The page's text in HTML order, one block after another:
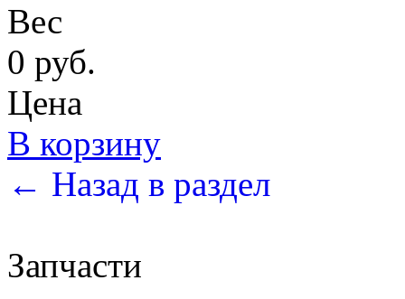
Вес
0 руб.
Цена
В корзину
← Назад в раздел
Запчасти